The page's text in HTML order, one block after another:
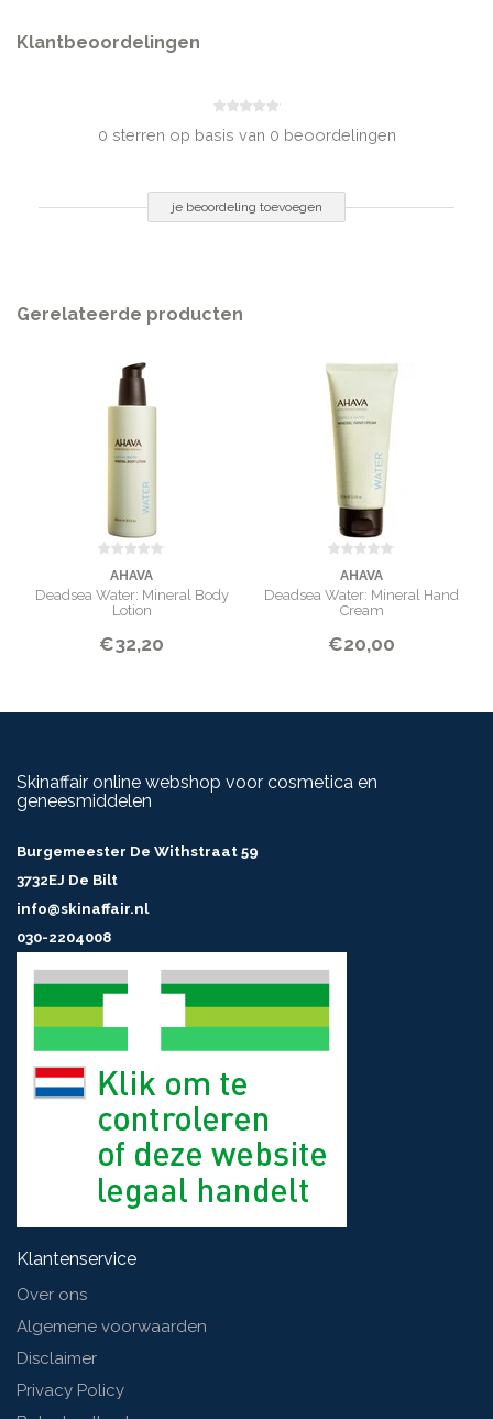
Sodium Citrate, Palmitoyl Carnitine, Citroenzuur, Kaliumsorbaat, Trinatrium
(Vitamine E) Acetaat, Curcuma Longa (Kurkuma) Wortelextract, Brassica
200 ml
Klantbeoordelingen
0 sterren op basis van 0 beoordelingen
je beoordeling toevoegen
Gerelateerde producten
AHAVA
Deadsea Water: Mineral Body
Lotion
€32,20
AHAVA
Deadsea Water: Mineral Hand
Cream
€20,00
Skinaffair online webshop voor cosmetica en
geneesmiddelen
Burgemeester De Withstraat 59
3732EJ De Bilt
info@skinaffair.nl
030-2204008
Klantenservice
Over ons
Algemene voorwaarden
Disclaimer
Privacy Policy